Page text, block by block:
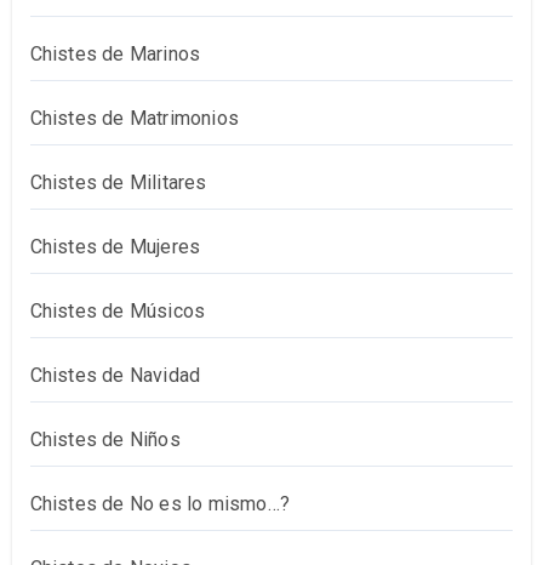
Chistes de Marinos
Chistes de Matrimonios
Chistes de Militares
Chistes de Mujeres
Chistes de Músicos
Chistes de Navidad
Chistes de Niños
Chistes de No es lo mismo…?